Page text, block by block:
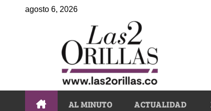
agosto 6, 2026
AL MINUTO ACTUALIDAD